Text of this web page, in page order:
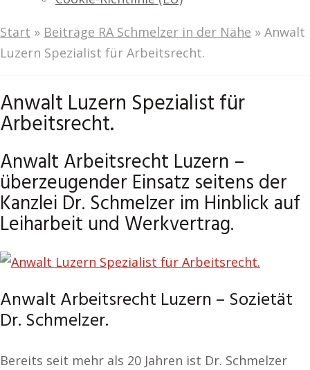
Start » Beiträge RA Schmelzer in der Nähe » Anwalt
Luzern Spezialist für Arbeitsrecht.
Anwalt Luzern Spezialist für
Arbeitsrecht.
Anwalt Arbeitsrecht Luzern –
überzeugender Einsatz seitens der
Kanzlei Dr. Schmelzer im Hinblick auf
Leiharbeit und Werkvertrag.
Anwalt Arbeitsrecht Luzern – Sozietät
Dr. Schmelzer.
Bereits seit mehr als 20 Jahren ist Dr. Schmelzer